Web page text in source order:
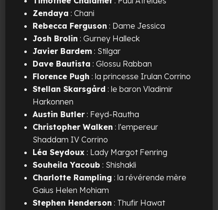
Zendaya : Chani
Rebecca Ferguson : Dame Jessica
Josh Brolin : Gurney Halleck
Javier Bardem : Stilgar
Dave Bautista : Glossu Rabban
Florence Pugh : la princesse Irulan Corrino
Stellan Skarsgård : le baron Vladimir
Harkonnen
Austin Butler : Feyd-Rautha
Christopher Walken : l'empereur
Shaddam IV Corrino
Léa Seydoux : Lady Margot Fenring
Souheila Yacoub : Shishakli
Charlotte Rampling : la révérende mère
Gaius Helen Mohiam
Stephen Henderson : Thufir Hawat